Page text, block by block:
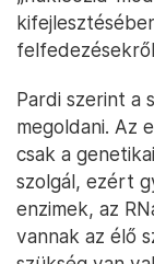
Pardi szerint a
megoldani. Az
csak a
szolgál, ezért
enzimek, az
vannak az élő